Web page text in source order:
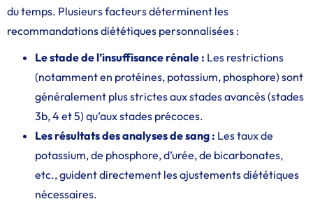
du temps. Plusieurs facteurs déterminent les
recommandations diététiques personnalisées :
Le stade de l’insuffisance rénale : Les restrictions
(notamment en protéines, potassium, phosphore) sont
généralement plus strictes aux stades avancés (stades
3b, 4 et 5) qu’aux stades précoces.
Les résultats des analyses de sang : Les taux de
potassium, de phosphore, d’urée, de bicarbonates,
etc., guident directement les ajustements diététiques
nécessaires.